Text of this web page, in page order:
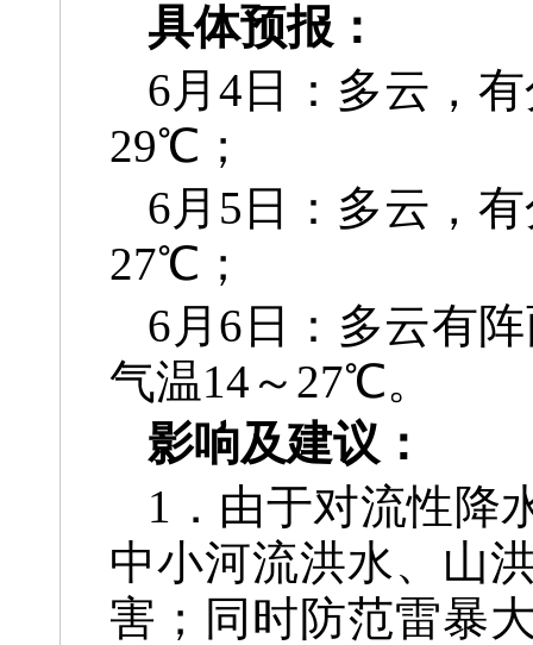
具体预报：
6月4日：多云，
29℃；
6月5日：多云，
27℃；
6月6日：多云有
气温14～27℃。
影响及建议：
1．由于对流性降
中小河流洪水、山
害；同 时防范雷暴